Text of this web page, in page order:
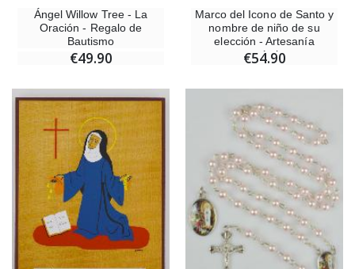
Ángel Willow Tree - La
Oración - Regalo de
Bautismo
€49.90
Marco del Icono de Santo y
nombre de niño de su
elección - Artesanía
monástica
€54.90